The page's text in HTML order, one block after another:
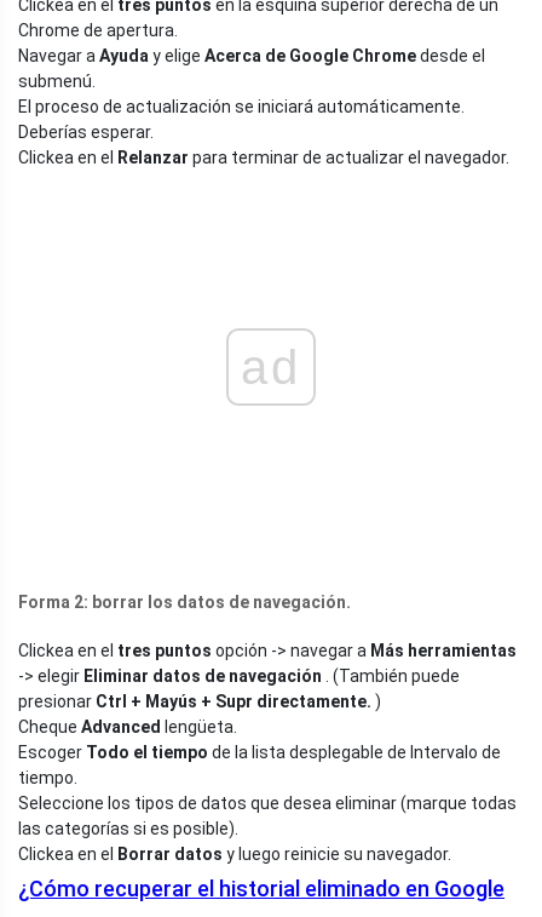
Clickea en el tres puntos en la esquina superior derecha de un
Chrome de apertura.
Navegar a Ayuda y elige Acerca de Google Chromedesde el
submenú.
El proceso de actualización se iniciará automáticamente.
Deberías esperar.
Clickea en el
Relanzar para terminar de actualizar el navegador.
ad
Forma 2: borrar los datos de navegación.
Clickea en el tres puntos opción -> navegar a Más herramientas
-> elegir Eliminar datos de navegación . (También puede
presionar Ctrl + Mayús + Supr directamente. )
Cheque Advanced lengüeta.
Escoger Todo el tiempo de la lista desplegable de Intervalo de
tiempo.
Seleccione los tipos de datos que desea eliminar (marque todas
las categorías si es posible).
Clickea en el
Borrar datos y luego reinicie su navegador.
¿Cómo recuperar el historial eliminado en Google